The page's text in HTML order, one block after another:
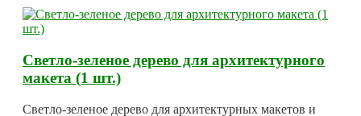
Светло-зеленое дерево для архитектурного
макета (1 шт.)
Светло-зеленое дерево для архитектурных макетов и